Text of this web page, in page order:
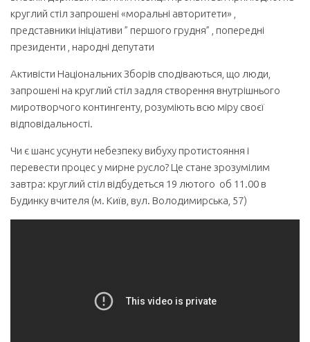
круглий стіл запрошені «моральні авторитети» ,
представники ініціативи ” першого грудня” , попередні
президенти , народні депутати
Активісти Національних Зборів сподіваються, що люди,
запрошені на круглий стіл задля створення внутрішнього
миротворчого контингенту, розуміють всю міру своєї
відповідальності.
Чи є шанс усунути небезпеку вибуху протистояння і
перевести процес у мирне русло? Це стане зрозумілим
завтра: круглий стіл відбудеться 19 лютого об 11.00 в
Будинку вчителя (м. Київ, вул. Володимирська, 57)